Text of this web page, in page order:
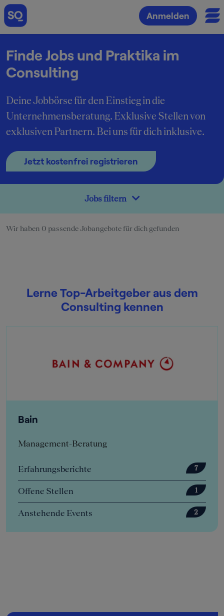
Anmelden
Finde Jobs und Praktika im
Consulting
Deine Jobbörse für den Einstieg in die
Unternehmensberatung. Exklusive Stellen von
exklusiven Partnern. Bei uns für dich inklusive.
Jetzt kostenfrei registrieren
Jobs filtern
Wir haben 0 passende Jobangebote für dich gefunden
Lerne Top-Arbeitgeber aus dem
Consulting kennen
Bain
Management-Beratung
Erfahrungsberichte 7
Offene Stellen 1
Anstehende Events 2